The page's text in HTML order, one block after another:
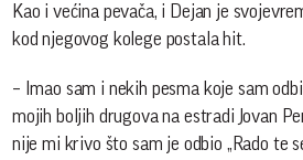
Kao i većina pevača, i Dejan je
kod njegovog kolege postala hit.
– Imao sam i nekih pesma koje sam
mojih boljih drugova na estradi Jovan
nije mi krivo što sam je odbio „Rado te